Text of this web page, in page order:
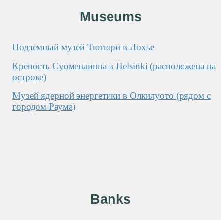
Museums
Подземный музей Тютюри в Лохье
Крепость Суоменлинна в Helsinki (расположена на
острове)
Музей ядерной энергетики в Олкилуото (рядом с
городом Раума)
Banks